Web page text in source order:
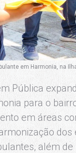
em Harmonia, na
Pública
para o
em áreas
além